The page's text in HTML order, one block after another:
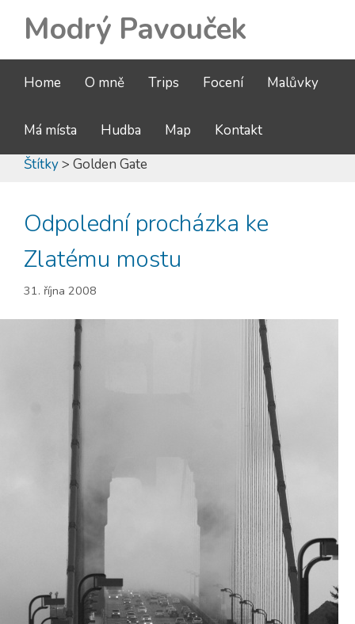
Modrý Pavouček
Home O mně Trips Focení Malůvky
Má místa Hudba Map
Kontakt
Štítky> Golden Gate
Odpolední procházka ke
Zlatému mostu
31. října 2008